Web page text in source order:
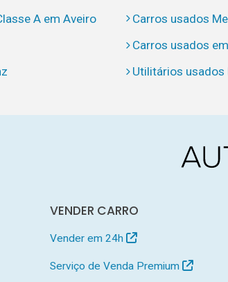
A em Aveiro Carros usados
Carros usados
Utilitários usados
VENDER CARRO
Vender em 24h
Serviço de Venda Premium